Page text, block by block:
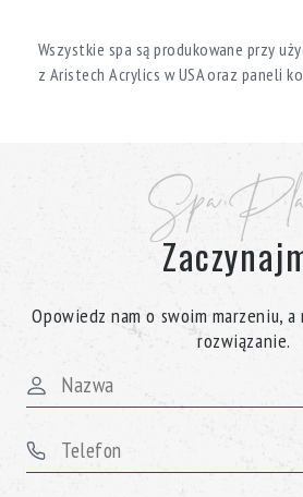
Wszystkie spa są produkowane przy
z Aristech Acrylics w USA oraz paneli
W katalogu Spa Planet można znaleźć
spa Aquazzi. Wszystkie marki
certyfikaty jakości TUV i ISO:9001.
Spa
Opowiedz nam o swoim marzeniu, a
rozwiązanie.